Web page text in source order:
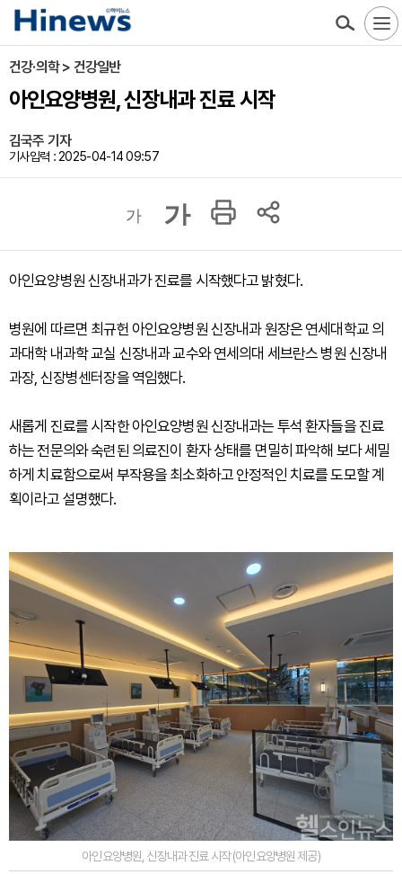
건강·의학 > 건강일반
아인요양병원, 신장내과 진료 시작
김국주 기자
기사입력 : 2025-04-14 09:57
가 가
아인요양병원 신장내과가 진료를 시작했다고 밝혔다.
병원에 따르면 최규헌 아인요양병원 신장내과 원장은 연세대학교 의
과대학 내과학 교실 신장내과 교수와 연세의대 세브란스 병원 신장내
과장, 신장병센터장을 역임했다.
새롭게 진료를 시작한 아인요양병원 신장내과는 투석 환자들을 진료
하는 전문의와 숙련된 의료진이 환자 상태를 면밀히 파악해 보다 세밀
하게 치료함으로써 부작용을 최소화하고 안정적인 치료를 도모할 계
획이라고 설명했다.
아인요양병원, 신장내과 진료 시작 (아인요양병원 제공)